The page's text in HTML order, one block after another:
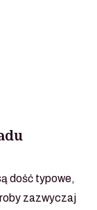
dość typowe,
zazwyczaj